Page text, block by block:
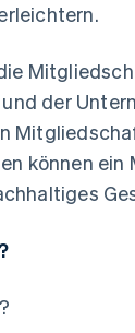
der
können